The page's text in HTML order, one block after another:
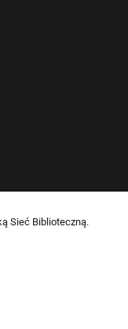
Sieć Biblioteczną.